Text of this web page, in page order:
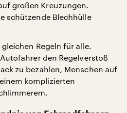
großen Kreuzungen.
schützende Blechhülle
Regeln für alle.
den Regelverstoß
zu bezahlen, Menschen auf
komplizierten